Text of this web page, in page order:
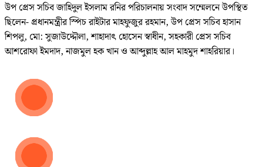
উপ প্রেস সচিব জাহিদুল ইসলাম রনির পরিচালনায় সংবাদ সম্মেলনে উপস্থিত
ছিলেন- প্রধানমন্ত্রীর স্পিচ রাইটার মাহফুজুর রহমান, উপ প্রেস সচিব হাসান
শিপলু, মো: সুজাউদ্দৌলা, শাহাদাৎ হোসেন স্বাধীন, সহকারী প্রেস সচিব
আশরোফা ইমদাদ, নাজমুল হক খান ও আব্দুল্লাহ আল মাহমুদ শাহরিয়ার।